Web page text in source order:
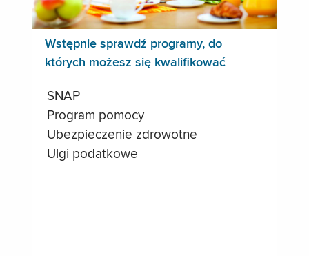
Wstępnie sprawdź programy, do
których możesz się kwalifikować
SNAP
Program pomocy
Ubezpieczenie zdrowotne
Ulgi podatkowe